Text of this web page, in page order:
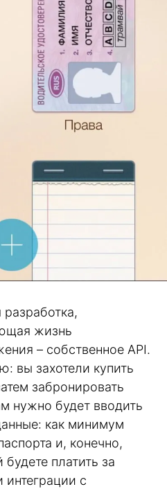
жизнь
– собственное API.
вы захотели купить
забронировать
нужно будет вводить
как минимум
и, конечно,
платить за
интеграции с